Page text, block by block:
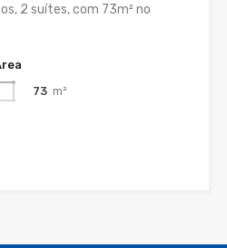
2 suítes, com 73m² no
73 m²